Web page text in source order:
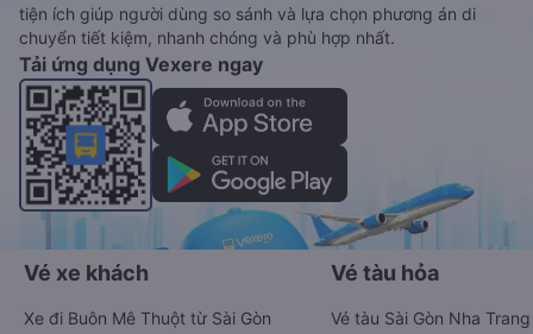
tiện ích giúp người dùng so sánh và lựa chọn phương án di
chuyển tiết kiệm, nhanh chóng và phù hợp nhất.
Tải ứng dụng Vexere ngay
Vé xe khách
Xe đi Buôn Mê Thuột từ Sài Gòn
Vé tàu hỏa
Vé tàu Sài Gòn Nha Trang